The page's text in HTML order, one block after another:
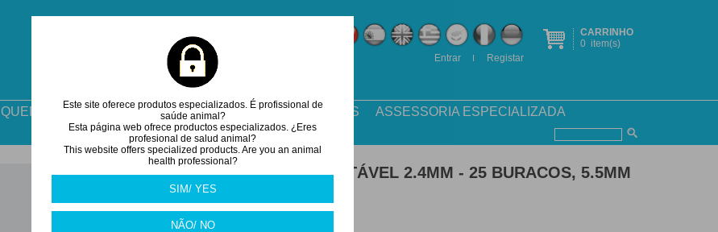
Este site oferece produtos especializados. É profissional de
saúde animal?
Esta página web ofrece productos especializados. ¿Eres
profesional de salud animal?
This website offers specialized products. Are you an animal
health professional?
SIM/ YES
NÃO/ NO
CARRINHO
0 item(s)
Entrar
Registar
QUEM SOMOS COMO ENCOMENDAR DESCARGAS ASSESSORIA ESPECIALIZADA
PLACA RECORTÁVEL 2.4MM - 25 BURACOS, 5.5MM